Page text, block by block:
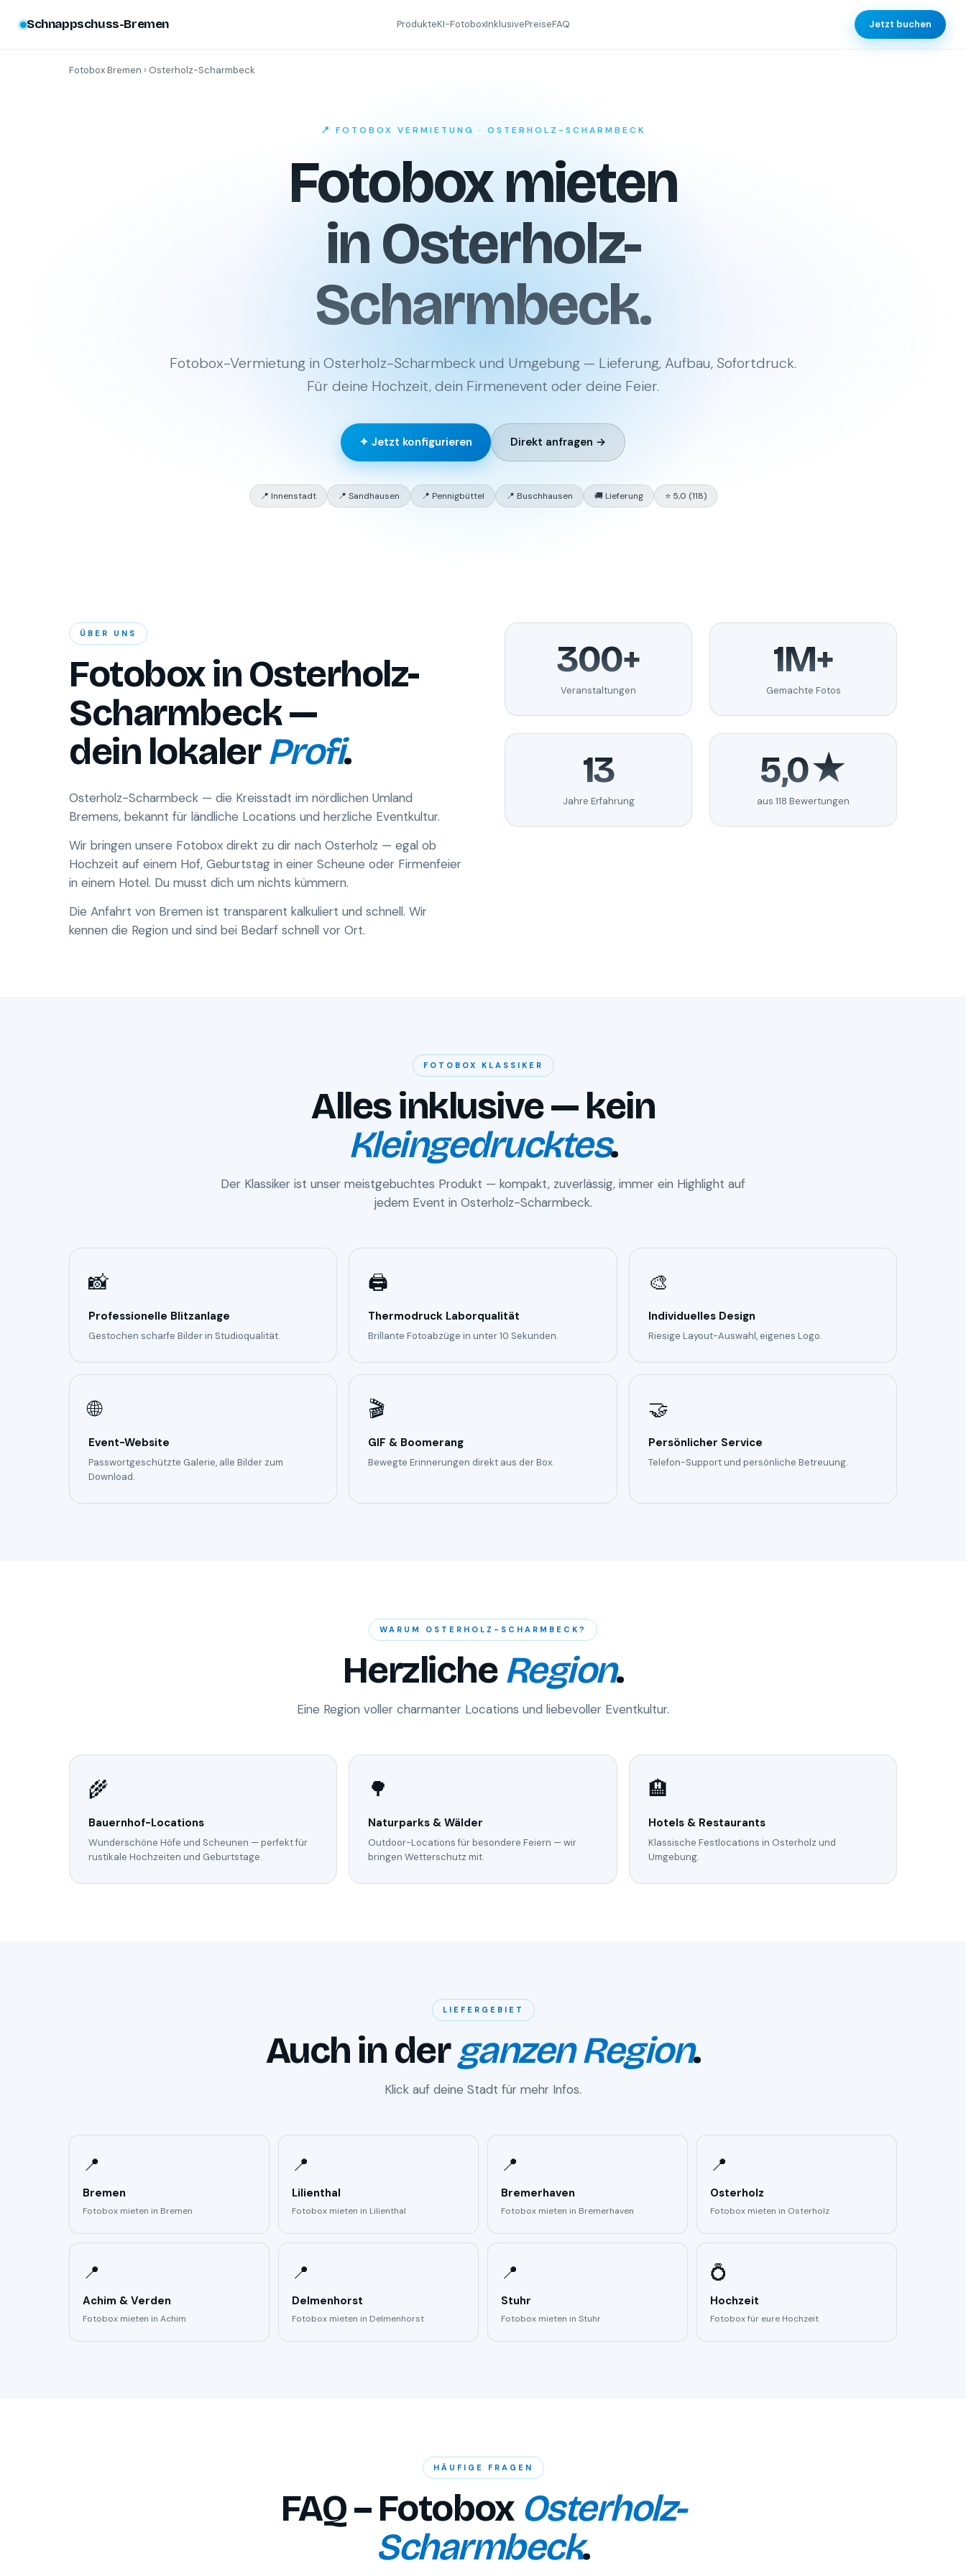
Schnappschuss-Bremen ProdukteKI-FotoboxInklusivePreiseFAQ Jetzt buchen
Fotobox Bremen › Osterholz-Scharmbeck
📍 FOTOBOX VERMIETUNG · OSTERHOLZ-SCHARMBECK
Fotobox mieten
in Osterholz-
Scharmbeck.
Fotobox-Vermietung in Osterholz-Scharmbeck und Umgebung — Lieferung, Aufbau, Sofortdruck.
Für deine Hochzeit, dein Firmenevent oder deine Feier.
✦ Jetzt konfigurieren Direkt anfragen →
📍 Innenstadt 📍 Sandhausen 📍 Pennigbüttel 📍 Buschhausen 🚚 Lieferung ⭐ 5,0 (118)
ÜBER UNS
Fotobox in Osterholz-
Scharmbeck —
dein lokalerProfi.
Osterholz-Scharmbeck — die Kreisstadt im nördlichen Umland
Bremens, bekannt für ländliche Locations und herzliche Eventkultur.
Wir bringen unsere Fotobox direkt zu dir nach Osterholz — egal ob
Hochzeit auf einem Hof, Geburtstag in einer Scheune oder Firmenfeier
in einem Hotel. Du musst dich um nichts kümmern.
Die Anfahrt von Bremen ist transparent kalkuliert und schnell. Wir
kennen die Region und sind bei Bedarf schnell vor Ort.
300+
Veranstaltungen
1M+
Gemachte Fotos
13
Jahre Erfahrung
5,0★
aus 118 Bewertungen
FOTOBOX KLASSIKER
Alles inklusive — kein
Kleingedrucktes.
Der Klassiker ist unser meistgebuchtes Produkt — kompakt, zuverlässig, immer ein Highlight auf
jedem Event in Osterholz-Scharmbeck.
📸
Professionelle Blitzanlage
Gestochen scharfe Bilder in Studioqualität.
🖨️
Thermodruck Laborqualität
Brillante Fotoabzüge in unter 10 Sekunden.
🎨
Individuelles Design
Riesige Layout-Auswahl, eigenes Logo.
🌐
Event-Website
Passwortgeschützte Galerie, alle Bilder zum
Download.
🎬
GIF & Boomerang
Bewegte Erinnerungen direkt aus der Box.
🤝
Persönlicher Service
Telefon-Support und persönliche Betreuung.
WARUM OSTERHOLZ-SCHARMBECK?
HerzlicheRegion.
Eine Region voller charmanter Locations und liebevoller Eventkultur.
🌾
Bauernhof-Locations
Wunderschöne Höfe und Scheunen — perfekt für
rustikale Hochzeiten und Geburtstage.
🌳
Naturparks & Wälder
Outdoor-Locations für besondere Feiern — wir
bringen Wetterschutz mit.
🏨
Hotels & Restaurants
Klassische Festlocations in Osterholz und
Umgebung.
LIEFERGEBIET
Auch in derganzen Region.
Klick auf deine Stadt für mehr Infos.
📍
Bremen
Fotobox mieten in Bremen
📍
Lilienthal
Fotobox mieten in Lilienthal
📍
Bremerhaven
Fotobox mieten in Bremerhaven
📍
Osterholz
Fotobox mieten in Osterholz
📍
Achim & Verden
Fotobox mieten in Achim
📍
Delmenhorst
Fotobox mieten in Delmenhorst
📍
Stuhr
Fotobox mieten in Stuhr
💍
Hochzeit
Fotobox für eure Hochzeit
HÄUFIGE FRAGEN
FAQ – Fotobox Osterholz-
Scharmbeck.